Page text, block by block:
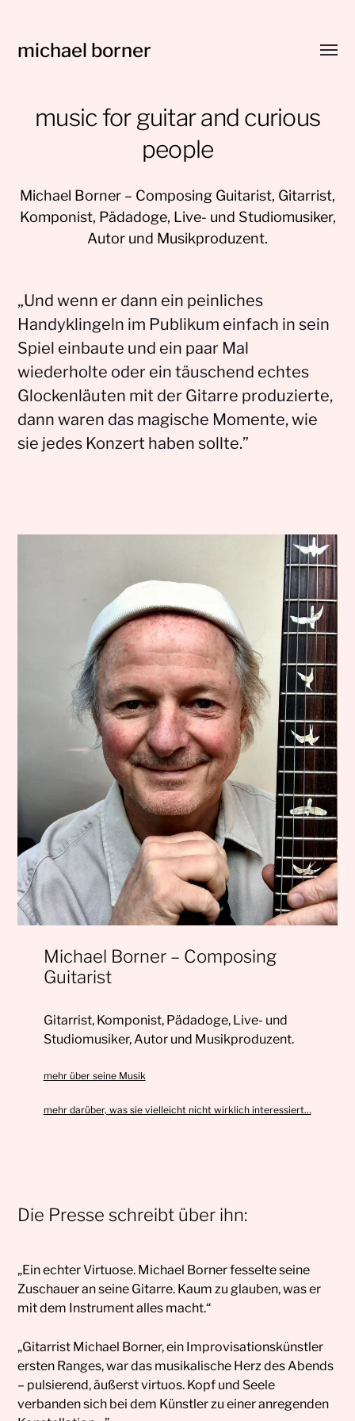
michael borner
Menü
music for guitar and curious
people
Michael Borner – Composing Guitarist, Gitarrist,
Komponist, Pädadoge, Live- und Studiomusiker,
Autor und Musikproduzent.
„Und wenn er dann ein peinliches
Handyklingeln im Publikum einfach in sein
Spiel einbaute und ein paar Mal
wiederholte oder ein täuschend echtes
Glockenläuten mit der Gitarre produzierte,
dann waren das magische Momente, wie
sie jedes Konzert haben sollte.”
Michael Borner – Composing
Guitarist
Gitarrist, Komponist, Pädadoge, Live- und
Studiomusiker, Autor und Musikproduzent.
mehr über seine Musik
mehr darüber, was sie vielleicht nicht wirklich interessiert…
Die Presse schreibt über ihn:
„Ein echter Virtuose. Michael Borner fesselte seine
Zuschauer an seine Gitarre. Kaum zu glauben, was er
mit dem Instrument alles macht.“
„Gitarrist Michael Borner, ein Improvisationskünstler
ersten Ranges, war das musikalische Herz des Abends
– pulsierend, äußerst virtuos. Kopf und Seele
verbanden sich bei dem Künstler zu einer anregenden